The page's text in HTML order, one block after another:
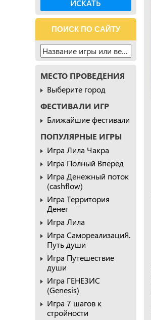
ПОИСК ПО САЙТУ
МЕСТО ПРОВЕДЕНИЯ
Выберите город
ФЕСТИВАЛИ ИГР
Ближайшие фестивали
ПОПУЛЯРНЫЕ ИГРЫ
Игра Лила Чакра
Игра Полный Вперед
Игра Денежный поток
(cashflow)
Игра Территория
Денег
Игра Лила
Игра СамореализациЯ.
Путь души
Игра Путешествие
души
Игра ГЕНЕЗИС
(Genesis)
Игра 7 шагов к
стройности